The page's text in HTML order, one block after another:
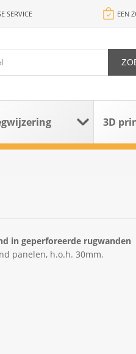
SERVICE EEN
3D
in geperforeerde rugwanden
panelen, h.o.h. 30mm.